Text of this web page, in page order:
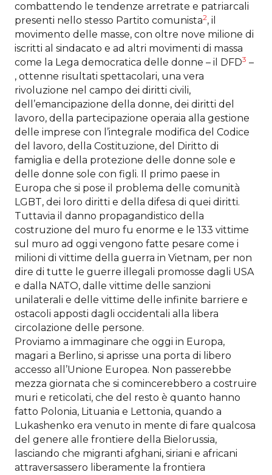
combattendo le tendenze arretrate e patriarcali
presenti nello stesso Partito comunista2, il
movimento delle masse, con oltre nove milione di
iscritti al sindacato e ad altri movimenti di massa
come la Lega democratica delle donne – il DFD3 –
, ottenne risultati spettacolari, una vera
rivoluzione nel campo dei diritti civili,
dell’emancipazione della donne, dei diritti del
lavoro, della partecipazione operaia alla gestione
delle imprese con l’integrale modifica del Codice
del lavoro, della Costituzione, del Diritto di
famiglia e della protezione delle donne sole e
delle donne sole con figli. Il primo paese in
Europa che si pose il problema delle comunità
LGBT, dei loro diritti e della difesa di quei diritti.
Tuttavia il danno propagandistico della
costruzione del muro fu enorme e le 133 vittime
sul muro ad oggi vengono fatte pesare come i
milioni di vittime della guerra in Vietnam, per non
dire di tutte le guerre illegali promosse dagli USA
e dalla NATO, dalle vittime delle sanzioni
unilaterali e delle vittime delle infinite barriere e
ostacoli apposti dagli occidentali alla libera
circolazione delle persone.
Proviamo a immaginare che oggi in Europa,
magari a Berlino, si aprisse una porta di libero
accesso all’Unione Europea. Non passerebbe
mezza giornata che si comincerebbero a costruire
muri e reticolati, che del resto è quanto hanno
fatto Polonia, Lituania e Lettonia, quando a
Lukashenko era venuto in mente di fare qualcosa
del genere alle frontiere della Bielorussia,
lasciando che migranti afghani, siriani e africani
attraversassero liberamente la frontiera